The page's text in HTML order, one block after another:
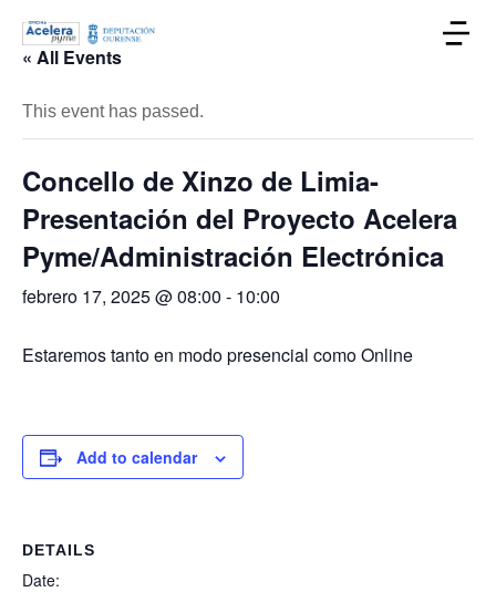
« All Events
This event has passed.
Concello de Xinzo de Limia-
Presentación del Proyecto Acelera
Pyme/Administración Electrónica
febrero 17, 2025 @ 08:00 - 10:00
Estaremos tanto en modo presencial como Online
Add to calendar
DETAILS
Date: